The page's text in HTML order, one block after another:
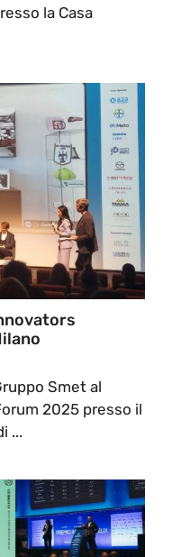
la Casa
Smet al
2025 presso il
...